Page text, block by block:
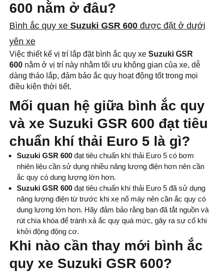
600 nằm ở đâu?
Bình ắc quy xe Suzuki GSR 600 được đặt ở dưới
yên xe
Việc thiết kế vị trí lắp đặt bình ắc quy xe Suzuki GSR
600 nằm ở vị trí này nhằm tối ưu không gian của xe, dễ
dàng tháo lắp, đảm bảo ắc quy hoạt động tốt trong mọi
điều kiện thời tiết.
Mối quan hệ giữa bình ắc quy
và xe Suzuki GSR 600 đạt tiêu
chuẩn khí thải Euro 5 là gì?
Suzuki GSR 600 đạt tiêu chuẩn khí thải Euro 5 có bơm
nhiên liệu cần sử dụng nhiều năng lượng điện hơn nên cần
ắc quy có dung lượng lớn hơn.
Suzuki GSR 600 đạt tiêu chuẩn khí thải Euro 5 đã sử dụng
năng lượng điện từ trước khi xe nổ máy nên cần ắc quy có
dung lương lớn hơn. Hãy đảm bảo rằng bạn đã tắt nguồn và
rút chìa khóa để tránh xả ắc quy quá mức, gây ra sự cố khi
khởi động động cơ.
Khi nào cần thay mới bình ắc
quy xe Suzuki GSR 600?